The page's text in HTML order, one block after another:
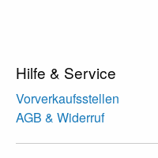
Hilfe & Service
Vorverkaufsstellen
AGB & Widerruf